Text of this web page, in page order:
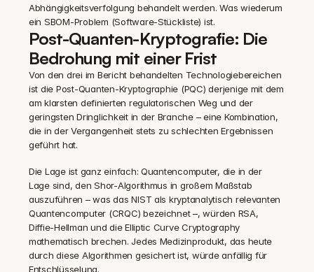
Abhängigkeitsverfolgung behandelt werden. Was wiederum
ein SBOM-Problem (Software-Stückliste) ist.
Post-Quanten-Kryptografie: Die
Bedrohung mit einer Frist
Von den drei im Bericht behandelten Technologiebereichen
ist die Post-Quanten-Kryptographie (PQC) derjenige mit dem
am klarsten definierten regulatorischen Weg und der
geringsten Dringlichkeit in der Branche – eine Kombination,
die in der Vergangenheit stets zu schlechten Ergebnissen
geführt hat.
Die Lage ist ganz einfach: Quantencomputer, die in der
Lage sind, den Shor-Algorithmus in großem Maßstab
auszuführen – was das NIST als kryptanalytisch relevanten
Quantencomputer (CRQC) bezeichnet –, würden RSA,
Diffie-Hellman und die Elliptic Curve Cryptography
mathematisch brechen. Jedes Medizinprodukt, das heute
durch diese Algorithmen gesichert ist, würde anfällig für
Entschlüsselung.